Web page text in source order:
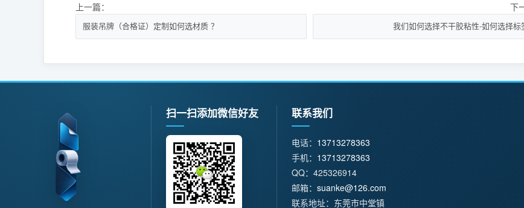
上一篇：
服装吊牌（合格证）定制如何选材质 ？
下
我们如何选择不干胶粘性-如何选择标
扫一扫添加微信好友 联系我们
电话： 13713278363
手机： 13713278363
QQ：425326914
邮箱： suanke@126.com
联系地址：东莞市中堂镇